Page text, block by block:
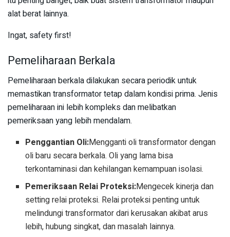
alat berat lainnya.
Ingat, safety first!
Pemeliharaan Berkala
Pemeliharaan berkala dilakukan secara periodik untuk
memastikan transformator tetap dalam kondisi prima. Jenis
pemeliharaan ini lebih kompleks dan melibatkan
pemeriksaan yang lebih mendalam.
Penggantian Oli:Mengganti oli transformator dengan
oli baru secara berkala. Oli yang lama bisa
terkontaminasi dan kehilangan kemampuan isolasi.
Pemeriksaan Relai Proteksi:Mengecek kinerja dan
setting relai proteksi. Relai proteksi penting untuk
melindungi transformator dari kerusakan akibat arus
lebih, hubung singkat, dan masalah lainnya.